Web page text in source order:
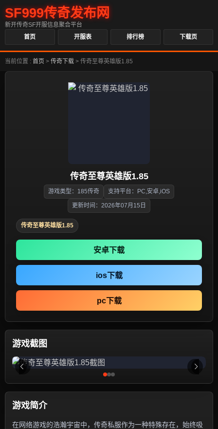
SF999传奇发布网
新开传奇SF开服信息聚合平台
首页
开服表 排行榜 下载页
当前位置 : 首页 > 传奇下载 > 传奇至尊英雄版1.85
传奇至尊英雄版1.85
游戏类型：185传奇 支持平台：PC,安卓,iOS
更新时间：2026年07月15日
传奇至尊英雄版1.85
安卓下载
ios下载
pc下载
游戏截图
游戏简介
在网络游戏的浩瀚宇宙中，传奇私服作为一种特殊存在，始终吸